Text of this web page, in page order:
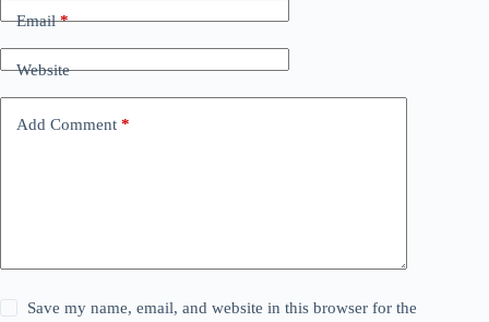
Email*
Website
Add Comment *
Save my name, email, and website in this browser for the